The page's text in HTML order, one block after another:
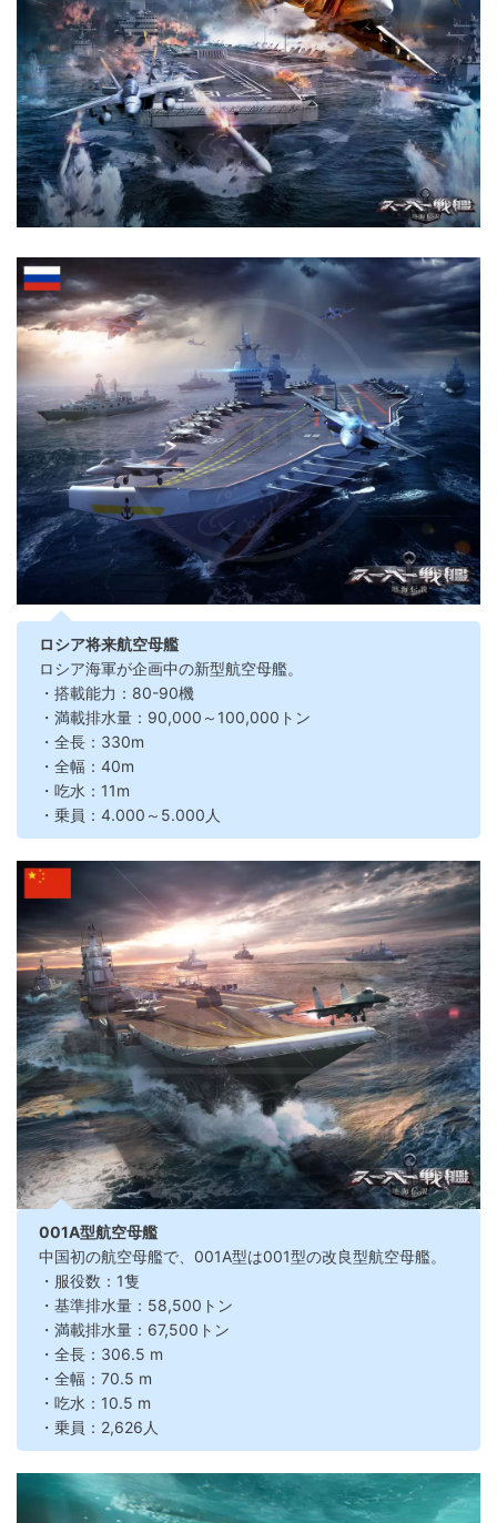
ロシア将来航空母艦
ロシア海軍が企画中の新型航空母艦。
・搭載能力：80-90機
・満載排水量：90,000～100,000トン
・全長：330m
・全幅：40m
・吃水：11m
・乗員：4.000～5.000人
001A型航空母艦
中国初の航空母艦で、001A型は001型の改良型航空母艦。
・服役数：1隻
・基準排水量：58,500トン
・満載排水量：67,500トン
・全長：306.5 m
・全幅：70.5 m
・吃水：10.5 m
・乗員：2,626人